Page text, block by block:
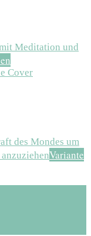
Meditation und
des Mondes um
Variante